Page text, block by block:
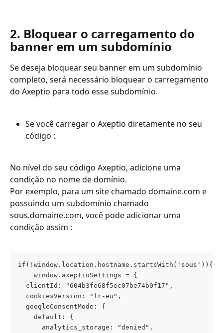
2. Bloquear o carregamento do
banner em um subdomínio
Se deseja bloquear seu banner em um subdomínio
completo, será necessário bloquear o carregamento
do Axeptio para todo esse subdomínio.
Se você carregar o Axeptio diretamente no seu
código :
No nível do seu código Axeptio, adicione uma
condição no nome de domínio.
Por exemplo, para um site chamado domaine.com e
possuindo um subdomínio chamado
sous.domaine.com, você pode adicionar uma
condição assim :
if(!window.location.hostname.startsWith('sous')){
    window.axeptioSettings = {
  clientId: "604b3fe68f5ec07be74b0f17",
  cookiesVersion: "fr-eu",
  googleConsentMode: {
    default: {
      analytics_storage: "denied",